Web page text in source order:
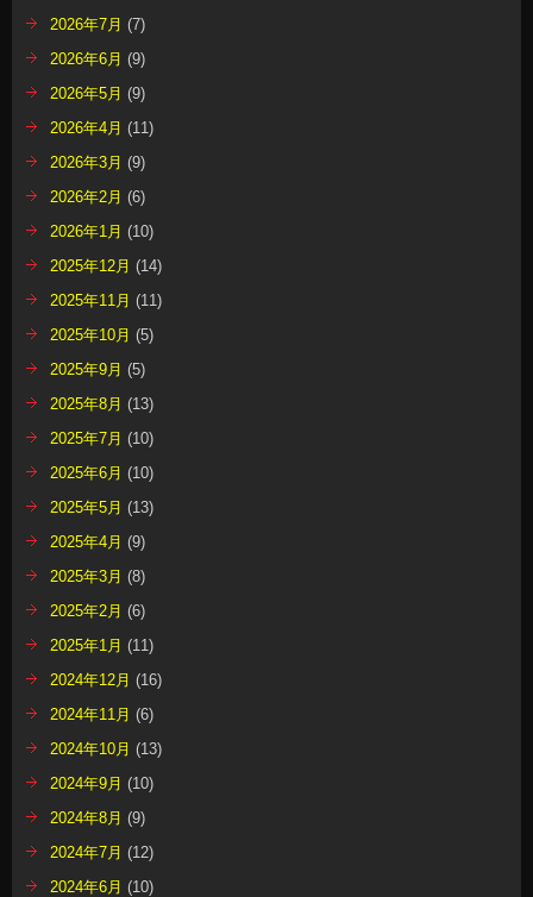
2026年7月 (7)
2026年6月 (9)
2026年5月 (9)
2026年4月 (11)
2026年3月 (9)
2026年2月 (6)
2026年1月 (10)
2025年12月 (14)
2025年11月 (11)
2025年10月 (5)
2025年9月 (5)
2025年8月 (13)
2025年7月 (10)
2025年6月 (10)
2025年5月 (13)
2025年4月 (9)
2025年3月 (8)
2025年2月 (6)
2025年1月 (11)
2024年12月 (16)
2024年11月 (6)
2024年10月 (13)
2024年9月 (10)
2024年8月 (9)
2024年7月 (12)
2024年6月 (10)